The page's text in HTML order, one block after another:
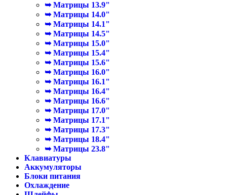
➥ Матрицы 13.9"
➥ Матрицы 14.0"
➥ Матрицы 14.1"
➥ Матрицы 14.5"
➥ Матрицы 15.0"
➥ Матрицы 15.4"
➥ Матрицы 15.6"
➥ Матрицы 16.0"
➥ Матрицы 16.1"
➥ Матрицы 16.4"
➥ Матрицы 16.6"
➥ Матрицы 17.0"
➥ Матрицы 17.1"
➥ Матрицы 17.3"
➥ Матрицы 18.4"
➥ Матрицы 23.8"
Клавиатуры
Аккумуляторы
Блоки питания
Охлаждение